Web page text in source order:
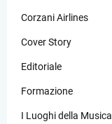
Corzani Airlines
Cover Story
Editoriale
Formazione
I Luoghi della Musica